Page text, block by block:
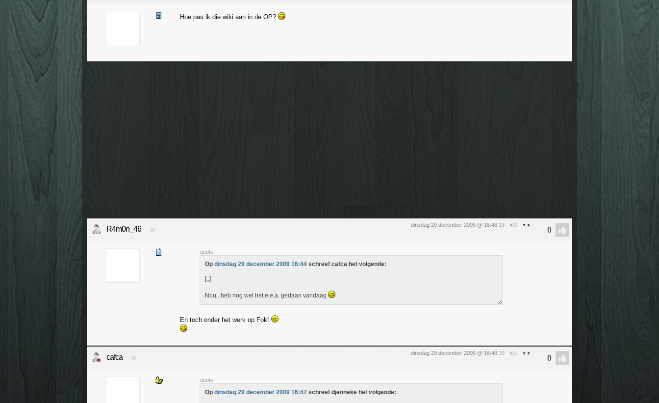
Hoe pas ik die wiki aan in de OP?
dinsdag 29 december 2009 @ 16:48:18 #30
R4m0n_46
quote:
Op dinsdag 29 december 2009 16:44 schreef cafca het volgende:
[..]
Nou...heb nog wel het e.e.a. gedaan vandaag
En toch onder het werk op Fok!
dinsdag 29 december 2009 @ 16:48:39 #31
cafca
quote:
Op dinsdag 29 december 2009 16:47 schreef djenneke het volgende: